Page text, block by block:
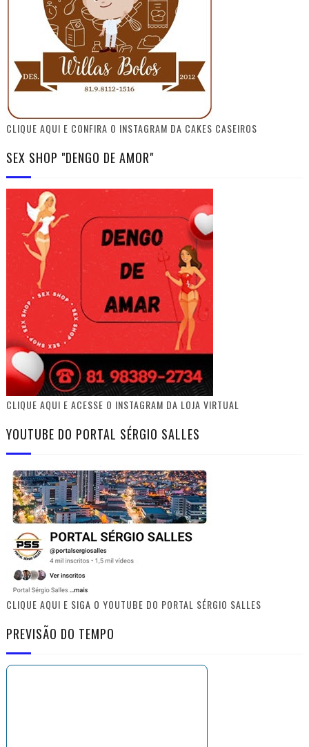
CLIQUE AQUI E CONFIRA O INSTAGRAM DA CAKES CASEIROS
SEX SHOP "DENGO DE AMOR"
CLIQUE AQUI E ACESSE O INSTAGRAM DA LOJA VIRTUAL
YOUTUBE DO PORTAL SÉRGIO SALLES
CLIQUE AQUI E SIGA O YOUTUBE DO PORTAL SÉRGIO SALLES
PREVISÃO DO TEMPO